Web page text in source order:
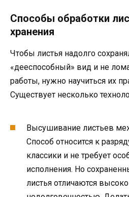
Способы обработки
хранения
Чтобы листья надолго
«дееспособный» вид и не
работы, нужно научиться их
Существует несколько
Высушивание листьев
Способ относится к
классики и не требует
исполнения. Но
листья отличаются